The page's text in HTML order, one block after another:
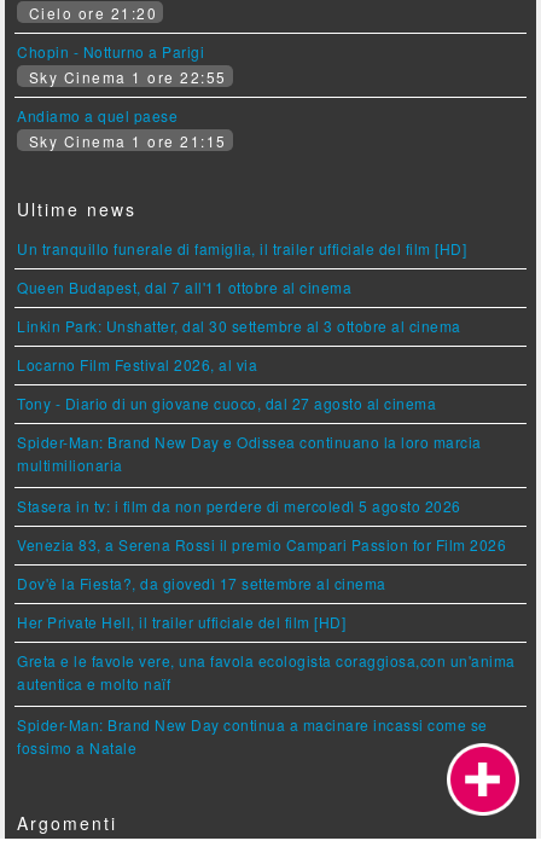
Cielo ore 21:20
Chopin - Notturno a Parigi
Sky Cinema 1 ore 22:55
Andiamo a quel paese
Sky Cinema 1 ore 21:15
Ultime news
Un tranquillo funerale di famiglia, il trailer ufficiale del film [HD]
Queen Budapest, dal 7 all'11 ottobre al cinema
Linkin Park: Unshatter, dal 30 settembre al 3 ottobre al cinema
Locarno Film Festival 2026, al via
Tony - Diario di un giovane cuoco, dal 27 agosto al cinema
Spider-Man: Brand New Day e Odissea continuano la loro marcia
multimilionaria
Stasera in tv: i film da non perdere di mercoledì 5 agosto 2026
Venezia 83, a Serena Rossi il premio Campari Passion for Film 2026
Dov'è la Fiesta?, da giovedì 17 settembre al cinema
Her Private Hell, il trailer ufficiale del film [HD]
Greta e le favole vere, una favola ecologista coraggiosa,con un'anima
autentica e molto naïf
Spider-Man: Brand New Day continua a macinare incassi come se
fossimo a Natale
Argomenti